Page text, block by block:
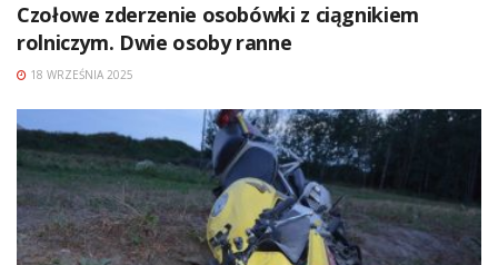
Czołowe zderzenie osobówki z ciągnikiem
rolniczym. Dwie osoby ranne
18 WRZEŚNIA 2025